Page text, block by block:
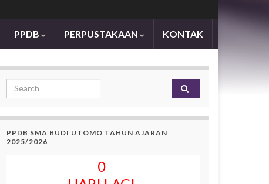
PPDB PERPUSTAKAAN KONTAK
Search for:
PPDB SMA BUDI UTOMO TAHUN AJARAN
2025/2026
0